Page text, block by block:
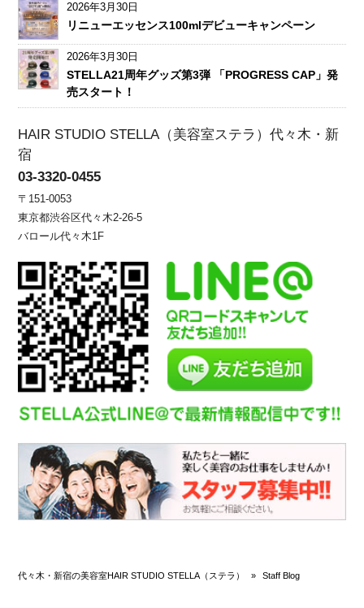
2026年3月30日
リニューエッセンス100mlデビューキャンペーン
2026年3月30日
STELLA21周年グッズ第3弾 「PROGRESS CAP」発
売スタート！
HAIR STUDIO STELLA（美容室ステラ）代々木・新
宿
03-3320-0455
〒151-0053
東京都渋谷区代々木2-26-5
バロール代々木1F
代々木・新宿の美容室HAIR STUDIO STELLA（ステラ） » Staff Blog